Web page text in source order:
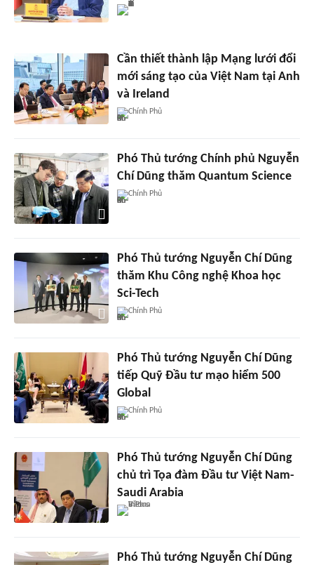
Cần thiết thành lập Mạng lưới đổi
mới sáng tạo của Việt Nam tại Anh
và Ireland
Chính Phủ
Phó Thủ tướng Chính phủ Nguyễn
Chí Dũng thăm Quantum Science
Chính Phủ
Phó Thủ tướng Nguyễn Chí Dũng
thăm Khu Công nghệ Khoa học
Sci-Tech
Chính Phủ
Phó Thủ tướng Nguyễn Chí Dũng
tiếp Quỹ Đầu tư mạo hiểm 500
Global
Chính Phủ
Phó Thủ tướng Nguyễn Chí Dũng
chủ trì Tọa đàm Đầu tư Việt Nam-
Saudi Arabia
Phó Thủ tướng Nguyễn Chí Dũng